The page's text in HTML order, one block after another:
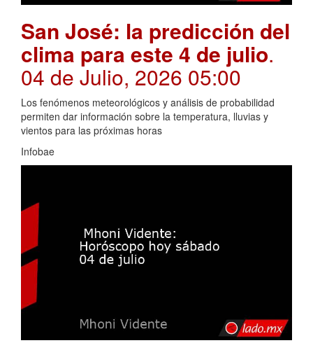
San José: la predicción del
clima para este 4 de julio.
04 de Julio, 2026 05:00
Los fenómenos meteorológicos y análisis de probabilidad
permiten dar información sobre la temperatura, lluvias y
vientos para las próximas horas
Infobae